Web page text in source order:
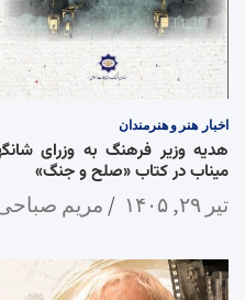
اخبار هنر و هنرمندان
هدیه وزیر فرهنگ به وزرای
میناب در کتاب «صلح و جنگ»
تیر ۲۹, ۱۴۰۵ مریم